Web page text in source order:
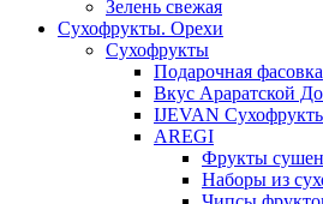
Зелень свежая
Сухофрукты. Орехи
Сухофрукты
Подарочная фасовка
Вкус Араратской
IJEVAN
AREGI
Фрукты
Наборы из